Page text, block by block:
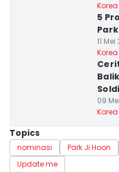
Korea
5
11
Korea
09
Korea
Topics
nominasi Park Ji Hoon
Update me